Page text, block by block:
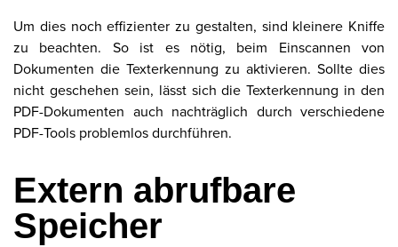
Um dies noch effizienter zu gestalten, sind kleinere Kniffe
zu beachten. So ist es nötig, beim Einscannen von
Dokumenten die Texterkennung zu aktivieren. Sollte dies
nicht geschehen sein, lässt sich die Texterkennung in den
PDF-Dokumenten auch nachträglich durch verschiedene
PDF-Tools problemlos durchführen.
Extern abrufbare
Speicher